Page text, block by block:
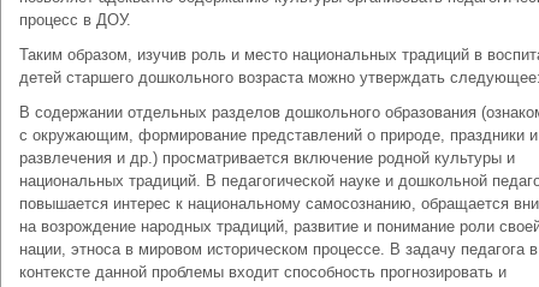
процесс в ДОУ.
Таким образом, изучив роль и место национальных традиций в
детей старшего дошкольного возраста можно утверждать
В содержании отдельных разделов дошкольного образования
с окружающим, формирование представлений о природе, праздники и
развлечения и др.) просматривается включение родной культуры и
национальных традиций. В педагогической науке и дошкольной
повышается интерес к национальному самосознанию, обращается
на возрождение народных традиций, развитие и понимание роли
нации, этноса в мировом историческом процессе. В задачу педагога в
контексте данной проблемы входит способность прогнозировать и